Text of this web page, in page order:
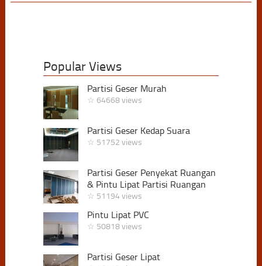
Popular Views
Partisi Geser Murah
☆ 64668 views
Partisi Geser Kedap Suara
☆ 51752 views
Partisi Geser Penyekat Ruangan
& Pintu Lipat Partisi Ruangan
☆ 51194 views
Pintu Lipat PVC
☆ 50818 views
Partisi Geser Lipat